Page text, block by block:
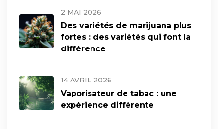
2 MAI 2026
Des variétés de marijuana plus
fortes : des variétés qui font la
différence
14 AVRIL 2026
Vaporisateur de tabac : une
expérience différente